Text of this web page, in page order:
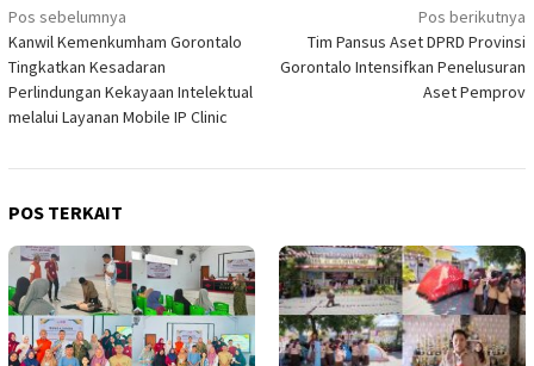
Navigasi
pos
Pos sebelumnya
Kanwil Kemenkumham Gorontalo
Tingkatkan Kesadaran
Perlindungan Kekayaan Intelektual
melalui Layanan Mobile IP Clinic
Pos berikutnya
Tim Pansus Aset DPRD Provinsi
Gorontalo Intensifkan Penelusuran
Aset Pemprov
POS TERKAIT